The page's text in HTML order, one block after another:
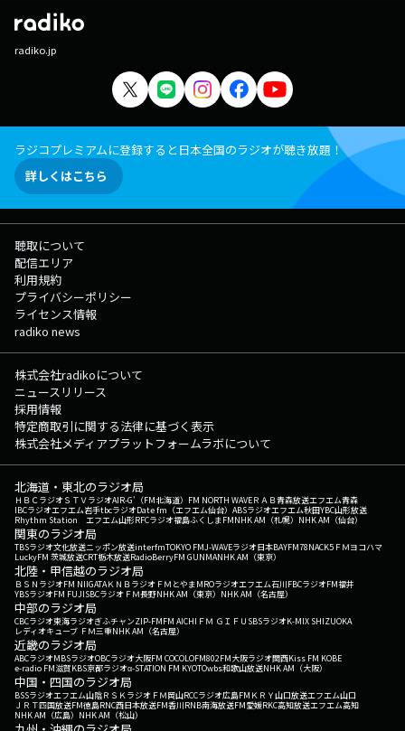
radiko.jp
ラジコプレミアムに登録すると日本全国のラジオが聴き放題！
詳しくはこちら
聴取について
配信エリア
利用規約
プライバシーポリシー
ライセンス情報
radiko news
株式会社radikoについて
ニュースリリース
採用情報
特定商取引に関する法律に基づく表示
株式会社メディアプラットフォームラボについて
北海道・東北のラジオ局
ＨＢＣラジオＳＴＶラジオAIR-G'（FM北海道） FM NORTH WAVEＲＡＢ青森放送エフエム青森
IBCラジオエフエム岩手tbcラジオDate fm（エフエム仙台） ABSラジオエフエム秋田YBC山形放送
Rhythm Station エフエム山形RFCラジオ福島ふくしまFMNHK AM（札幌） NHK AM（仙台）
関東のラジオ局
TBSラジオ文化放送ニッポン放送interfmTOKYO FMJ-WAVEラジオ日本BAYFM78NACK5 ＦＭヨコハマ
LuckyFM 茨城放送CRT栃木放送RadioBerryFM GUNMANHK AM（東京）
北陸・甲信越のラジオ局
ＢＳＮラジオFM NIIGATAＫＮＢラジオ ＦＭとやまMROラジオエフエム石川FBCラジオFM福井
YBSラジオFM FUJISBCラジオ ＦＭ長野NHK AM（東京） NHK AM（名古屋）
中部のラジオ局
CBCラジオ東海ラジオぎふチャンZIP-FMFM AICHI ＦＭ ＧＩＦＵ SBSラジオK-MIX SHIZUOKA
レディオキューブ ＦＭ三重NHK AM（名古屋）
近畿のラジオ局
ABCラジオMBSラジオOBCラジオ大阪FM COCOLOFM802FM大阪ラジオ関西Kiss FM KOBE
e-radio FM滋賀KBS京都ラジオα-STATION FM KYOTOwbs和歌山放送NHK AM（大阪）
中国・四国のラジオ局
BSSラジオエフエム山陰ＲＳＫラジオ ＦＭ岡山RCCラジオ広島FM ＫＲＹ山口放送エフエム山口
ＪＲＴ四国放送FM徳島RNC西日本放送FM香川RNB南海放送FM愛媛RKC高知放送エフエム高知
NHK AM（広島） NHK AM（松山）